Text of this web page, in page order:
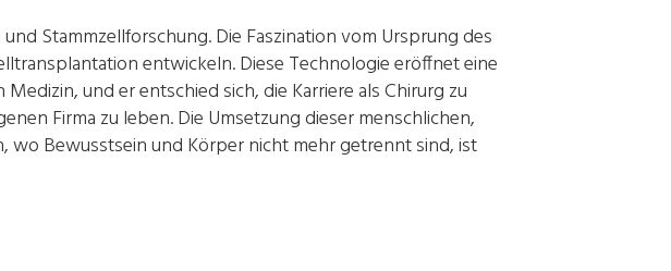
Stammzellforschung. Die Faszination vom Ursprung des
entwickeln. Diese Technologie eröffnet eine
und er entschied sich, die Karriere als Chirurg zu
Firma zu leben. Die Umsetzung dieser menschlichen,
wo Bewusstsein und Körper nicht mehr getrennt sind, ist